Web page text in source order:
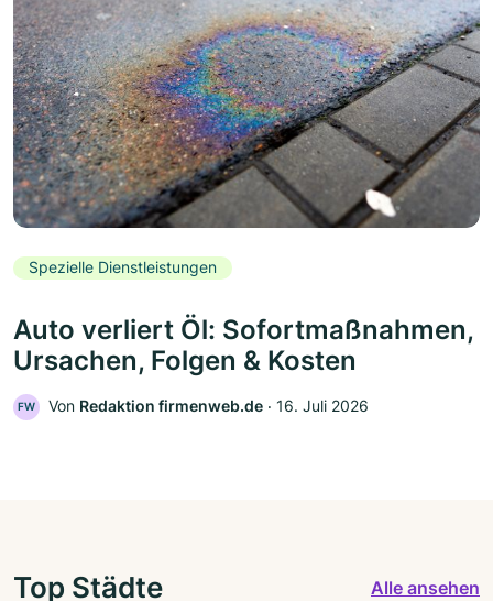
Spezielle Dienstleistungen
Auto verliert Öl: Sofortmaßnahmen,
Ursachen, Folgen & Kosten
FW Von Redaktion firmenweb.de ‧ 16. Juli 2026
Top Städte Alle ansehen